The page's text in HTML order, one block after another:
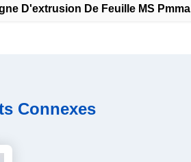
D'extrusion De Feuille MS Pmma
Connexes